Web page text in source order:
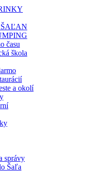
ŠAĽAN
času
škola
a okolí
správy
Šaľa